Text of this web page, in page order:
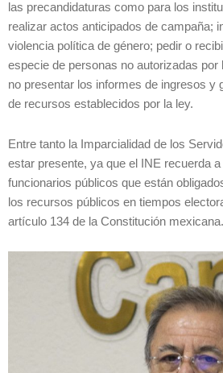
las precandidaturas como para los
realizar actos anticipados de campaña;
violencia política de género; pedir o
especie de personas no autorizadas por
no presentar los informes de ingresos y
de recursos establecidos por la ley.
Entre tanto la Imparcialidad de los
estar presente, ya que el INE recuerda
funcionarios públicos que están
los recursos públicos en tiempos
artículo 134 de la Constitución mexicana.